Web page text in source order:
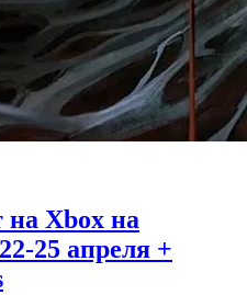
на Xbox на
25 апреля +